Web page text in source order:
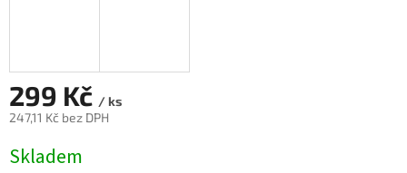
299 Kč / ks
247,11 Kč bez DPH
cena:
Skladem